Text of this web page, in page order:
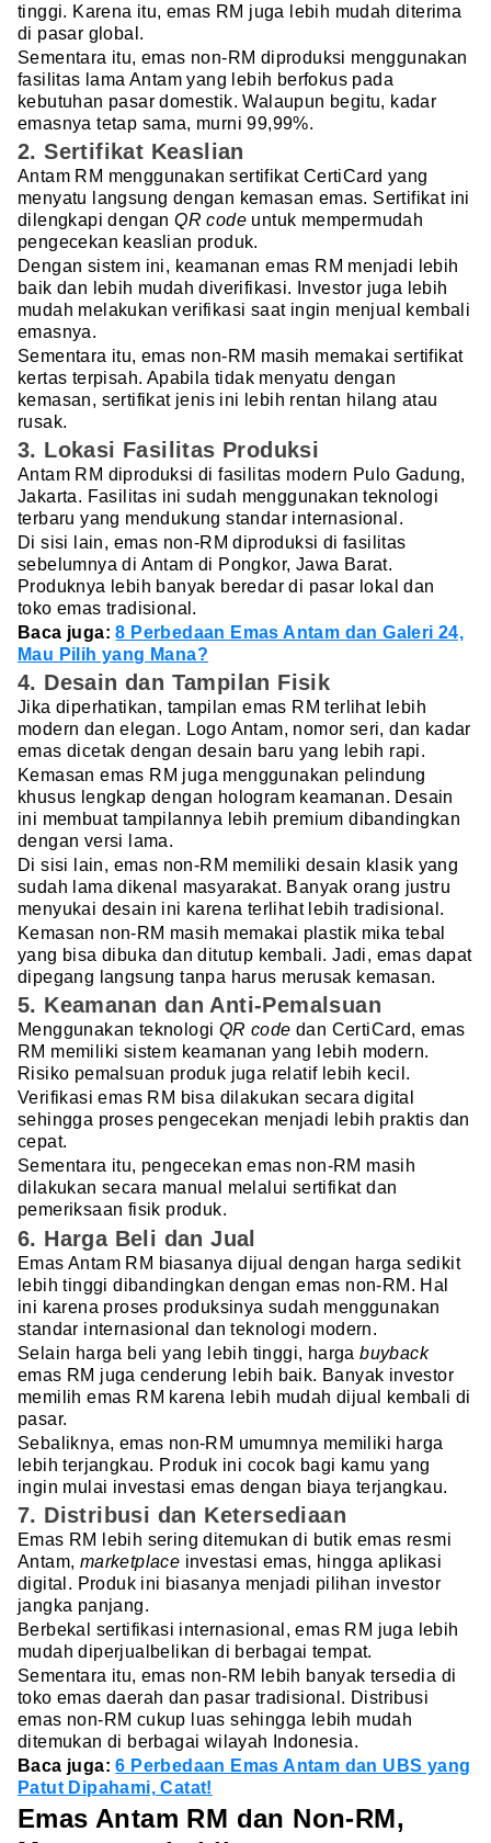
tinggi. Karena itu, emas RM juga lebih mudah diterima
di pasar global.
Sementara itu, emas non-RM diproduksi menggunakan
fasilitas lama Antam yang lebih berfokus pada
kebutuhan pasar domestik. Walaupun begitu, kadar
emasnya tetap sama, murni 99,99%.
2. Sertifikat Keaslian
Antam RM menggunakan sertifikat CertiCard yang
menyatu langsung dengan kemasan emas. Sertifikat ini
dilengkapi denganQR code untuk mempermudah
pengecekan keaslian produk.
Dengan sistem ini, keamanan emas RM menjadi lebih
baik dan lebih mudah diverifikasi. Investor juga lebih
mudah melakukan verifikasi saat ingin menjual kembali
emasnya.
Sementara itu, emas non-RM masih memakai sertifikat
kertas terpisah. Apabila tidak menyatu dengan
kemasan, sertifikat jenis ini lebih rentan hilang atau
rusak.
3. Lokasi Fasilitas Produksi
Antam RM diproduksi di fasilitas modern Pulo Gadung,
Jakarta. Fasilitas ini sudah menggunakan teknologi
terbaru yang mendukung standar internasional.
Di sisi lain, emas non-RM diproduksi di fasilitas
sebelumnya di Antam di Pongkor, Jawa Barat.
Produknya lebih banyak beredar di pasar lokal dan
toko emas tradisional.
Baca juga:8 Perbedaan Emas Antam dan Galeri 24,
Mau Pilih yang Mana?
4. Desain dan Tampilan Fisik
Jika diperhatikan, tampilan emas RM terlihat lebih
modern dan elegan. Logo Antam, nomor seri, dan kadar
emas dicetak dengan desain baru yang lebih rapi.
Kemasan emas RM juga menggunakan pelindung
khusus lengkap dengan hologram keamanan. Desain
ini membuat tampilannya lebih premium dibandingkan
dengan versi lama.
Di sisi lain, emas non-RM memiliki desain klasik yang
sudah lama dikenal masyarakat. Banyak orang justru
menyukai desain ini karena terlihat lebih tradisional.
Kemasan non-RM masih memakai plastik mika tebal
yang bisa dibuka dan ditutup kembali. Jadi, emas dapat
dipegang langsung tanpa harus merusak kemasan.
5. Keamanan dan Anti-Pemalsuan
Menggunakan teknologi QR code dan CertiCard, emas
RM memiliki sistem keamanan yang lebih modern.
Risiko pemalsuan produk juga relatif lebih kecil.
Verifikasi emas RM bisa dilakukan secara digital
sehingga proses pengecekan menjadi lebih praktis dan
cepat.
Sementara itu, pengecekan emas non-RM masih
dilakukan secara manual melalui sertifikat dan
pemeriksaan fisik produk.
6. Harga Beli dan Jual
Emas Antam RM biasanya dijual dengan harga sedikit
lebih tinggi dibandingkan dengan emas non-RM. Hal
ini karena proses produksinya sudah menggunakan
standar internasional dan teknologi modern.
Selain harga beli yang lebih tinggi, hargabuyback
emas RM juga cenderung lebih baik. Banyak investor
memilih emas RM karena lebih mudah dijual kembali di
pasar.
Sebaliknya, emas non-RM umumnya memiliki harga
lebih terjangkau. Produk ini cocok bagi kamu yang
ingin mulai investasi emas dengan biaya terjangkau.
7. Distribusi dan Ketersediaan
Emas RM lebih sering ditemukan di butik emas resmi
Antam, marketplace investasi emas, hingga aplikasi
digital. Produk ini biasanya menjadi pilihan investor
jangka panjang.
Berbekal sertifikasi internasional, emas RM juga lebih
mudah diperjualbelikan di berbagai tempat.
Sementara itu, emas non-RM lebih banyak tersedia di
toko emas daerah dan pasar tradisional. Distribusi
emas non-RM cukup luas sehingga lebih mudah
ditemukan di berbagai wilayah Indonesia.
Baca juga:6 Perbedaan Emas Antam dan UBS yang
Patut Dipahami, Catat!
Emas Antam RM dan Non-RM,